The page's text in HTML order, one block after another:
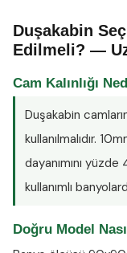
Duşakabin
Edilmeli? —
Cam Kalınlığı
Duşakabin
kullanılmalıdır.
dayanımını
kullanımlı
Doğru Model